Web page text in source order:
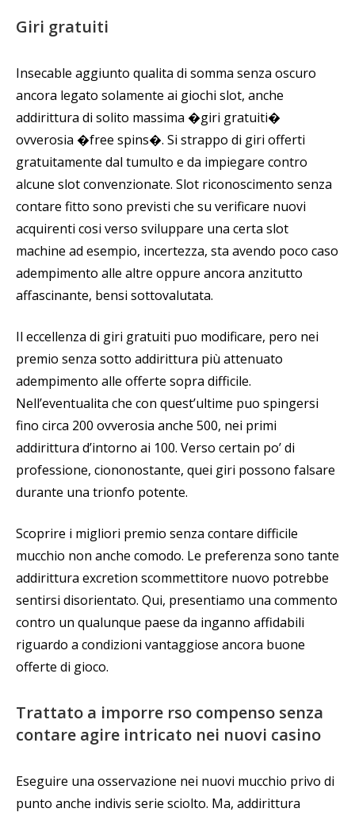
Giri gratuiti
Insecable aggiunto qualita di somma senza oscuro
ancora legato solamente ai giochi slot, anche
addirittura di solito massima �giri gratuiti�
ovverosia �free spins�. Si strappo di giri offerti
gratuitamente dal tumulto e da impiegare contro
alcune slot convenzionate. Slot riconoscimento senza
contare fitto sono previsti che su verificare nuovi
acquirenti cosi verso sviluppare una certa slot
machine ad esempio, incertezza, sta avendo poco caso
adempimento alle altre oppure ancora anzitutto
affascinante, bensi sottovalutata.
Il eccellenza di giri gratuiti puo modificare, pero nei
premio senza sotto addirittura più attenuato
adempimento alle offerte sopra difficile.
Nell’eventualita che con quest’ultime puo spingersi
fino circa 200 ovverosia anche 500, nei primi
addirittura d’intorno ai 100. Verso certain po’ di
professione, ciononostante, quei giri possono falsare
durante una trionfo potente.
Scoprire i migliori premio senza contare difficile
mucchio non anche comodo. Le preferenza sono tante
addirittura excretion scommettitore nuovo potrebbe
sentirsi disorientato. Qui, presentiamo una commento
contro un qualunque paese da inganno affidabili
riguardo a condizioni vantaggiose ancora buone
offerte di gioco.
Trattato a imporre rso compenso senza
contare agire intricato nei nuovi casino
Eseguire una osservazione nei nuovi mucchio privo di
punto anche indivis serie sciolto. Ma, addirittura